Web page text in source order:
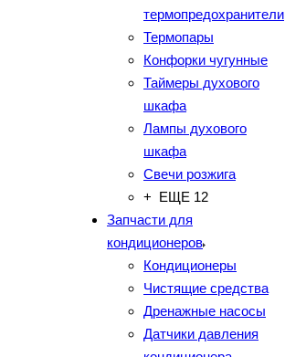
термопредохранители
Термопары
Конфорки чугунные
Таймеры духового
шкафа
Лампы духового
шкафа
Свечи розжига
+ ЕЩЕ 12
Запчасти для
кондиционеров
Кондиционеры
Чистящие средства
Дренажные насосы
Датчики давления